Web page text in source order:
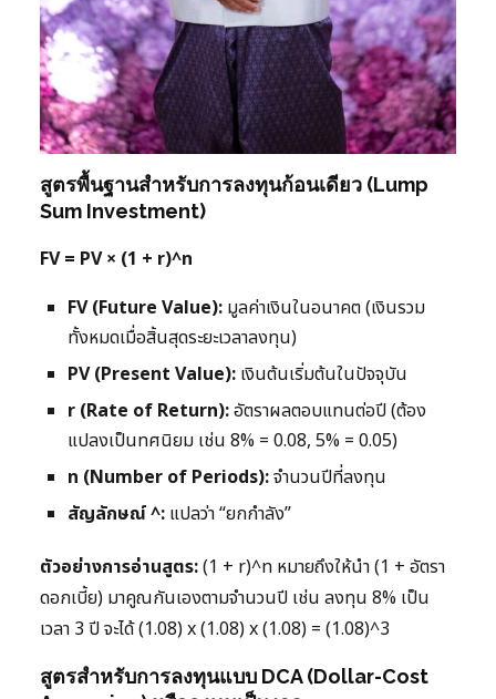
สูตรพื้นฐานสำหรับการลงทุนก้อนเดียว (Lump
Sum Investment)
FV = PV × (1 + r)^n
FV (Future Value): มูลค่าเงินในอนาคต (เงินรวม
ทั้งหมดเมื่อสิ้นสุดระยะเวลาลงทุน)
PV (Present Value): เงินต้นเริ่มต้นในปัจจุบัน
r (Rate of Return):อัตราผลตอบแทนต่อปี (ต้อง
แปลงเป็นทศนิยม เช่น 8% = 0.08, 5% = 0.05)
n (Number of Periods):จำนวนปีที่ลงทุน
สัญลักษณ์ ^: แปลว่า “ยกกำลัง”
ตัวอย่างการอ่านสูตร:(1 + r)^n หมายถึงให้นำ (1 + อัตรา
ดอกเบี้ย) มาคูณกันเองตามจำนวนปี เช่น ลงทุน 8% เป็น
เวลา 3 ปี จะได้ (1.08) x (1.08) x (1.08) = (1.08)^3
สูตรสำหรับการลงทุนแบบ DCA (Dollar-Cost